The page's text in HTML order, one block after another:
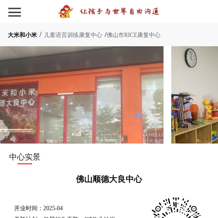
大米和小米 / 儿童语言训练康复中心 /佛山市RICE康复中心
中心实景
佛山顺德大良中心
开业时间：2025-04